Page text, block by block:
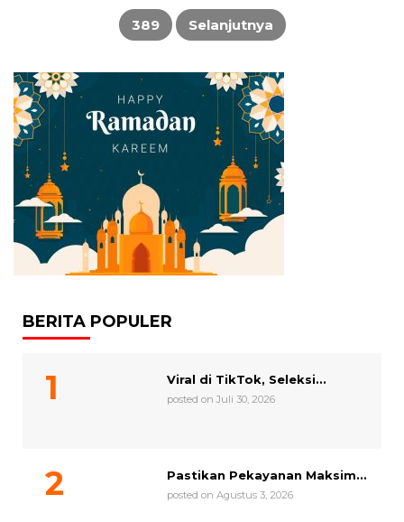
389 Selanjutnya
BERITA POPULER
Viral di TikTok, Seleksi...
posted on Juli 30, 2026
Pastikan Pekayanan Maksim...
posted on Agustus 3, 2026